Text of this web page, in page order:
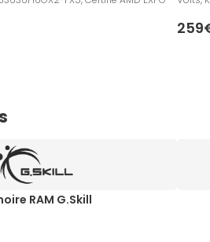
RAM G.Skill